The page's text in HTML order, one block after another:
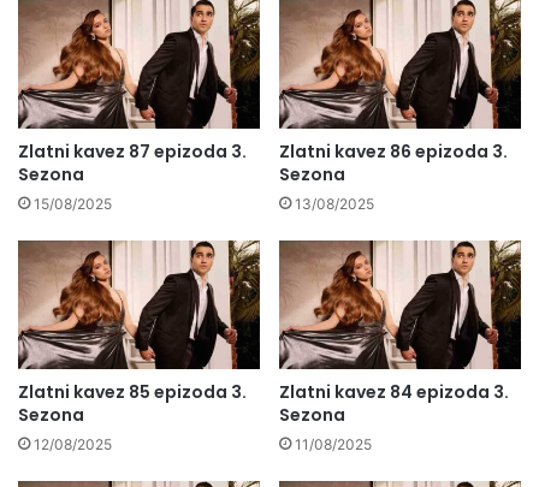
Zlatni kavez 87 epizoda 3.
Sezona
15/08/2025
Zlatni kavez 86 epizoda 3.
Sezona
13/08/2025
Zlatni kavez 85 epizoda 3.
Sezona
12/08/2025
Zlatni kavez 84 epizoda 3.
Sezona
11/08/2025